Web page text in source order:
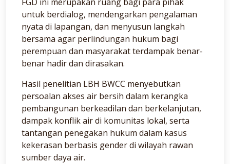
untuk berdialog, mendengarkan pengalaman
nyata di lapangan, dan menyusun langkah
bersama agar perlindungan hukum bagi
perempuan dan masyarakat terdampak benar-
benar hadir dan dirasakan.
Hasil penelitian LBH BWCC menyebutkan
persoalan akses air bersih dalam kerangka
pembangunan berkeadilan dan berkelanjutan,
dampak konflik air di komunitas lokal, serta
tantangan penegakan hukum dalam kasus
kekerasan berbasis gender di wilayah rawan
sumber daya air.